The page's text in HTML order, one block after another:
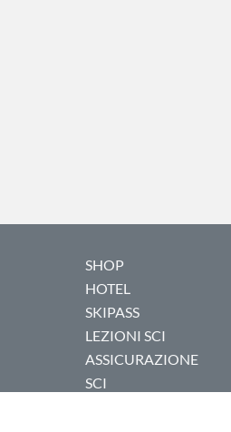
SHOP
HOTEL
SKIPASS
LEZIONI SCI
ASSICURAZIONE
SCI